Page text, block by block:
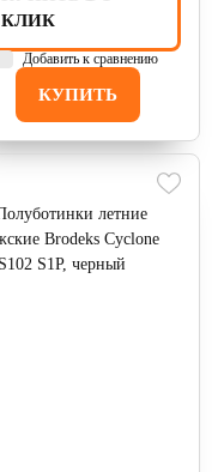
КУПИТЬ
КЛИК
Добавить к сравнению